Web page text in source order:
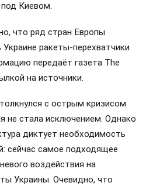
Киевом.
что ряд стран Европы
ракеты-перехватчики
передаёт газета The
на источники.
с острым кризисом
не стала исключением. Однако
диктует необходимость
сейчас самое подходящее
воздействия на
Украины. Очевидно, что